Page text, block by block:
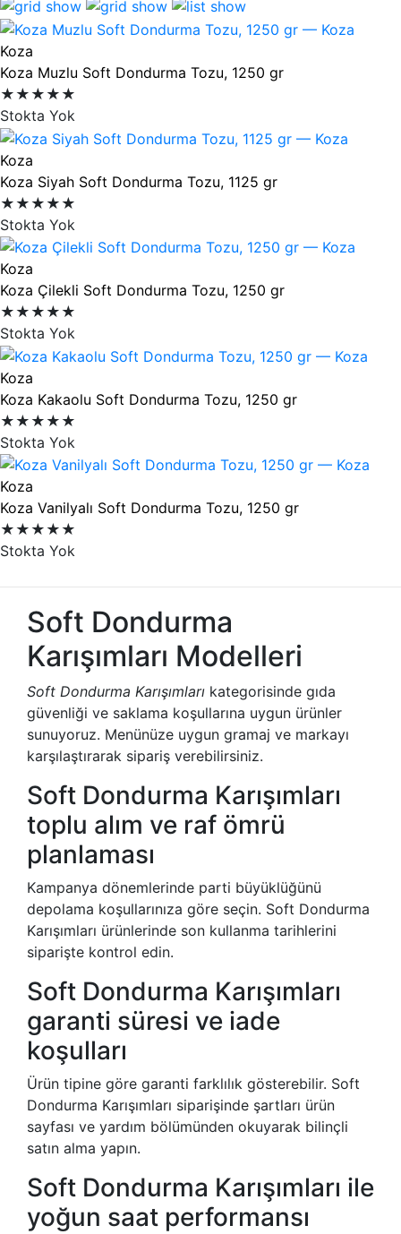
Ürün listesi
Koza
Koza Muzlu Soft Dondurma Tozu, 1250 gr
★★★★★
Stokta Yok
Koza
Koza Siyah Soft Dondurma Tozu, 1125 gr
★★★★★
Stokta Yok
Koza
Koza Çilekli Soft Dondurma Tozu, 1250 gr
★★★★★
Stokta Yok
Koza
Koza Kakaolu Soft Dondurma Tozu, 1250 gr
★★★★★
Stokta Yok
Koza
Koza Vanilyalı Soft Dondurma Tozu, 1250 gr
★★★★★
Stokta Yok
Soft Dondurma
Karışımları Modelleri
Soft Dondurma Karışımları kategorisinde gıda
güvenliği ve saklama koşullarına uygun ürünler
sunuyoruz. Menünüze uygun gramaj ve markayı
karşılaştırarak sipariş verebilirsiniz.
Soft Dondurma Karışımları
toplu alım ve raf ömrü
planlaması
Kampanya dönemlerinde parti büyüklüğünü
depolama koşullarınıza göre seçin. Soft Dondurma
Karışımları ürünlerinde son kullanma tarihlerini
siparişte kontrol edin.
Soft Dondurma Karışımları
garanti süresi ve iade
koşulları
Ürün tipine göre garanti farklılık gösterebilir. Soft
Dondurma Karışımları siparişinde şartları ürün
sayfası ve yardım bölümünden okuyarak bilinçli
satın alma yapın.
Soft Dondurma Karışımları ile
yoğun saat performansı